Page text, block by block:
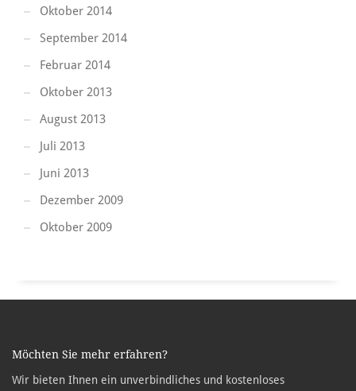
Oktober 2014
September 2014
Februar 2014
Oktober 2013
August 2013
Juli 2013
Juni 2013
Dezember 2009
Oktober 2009
Möchten Sie mehr erfahren?
Wir bieten Ihnen ein unverbindliches und kostenloses